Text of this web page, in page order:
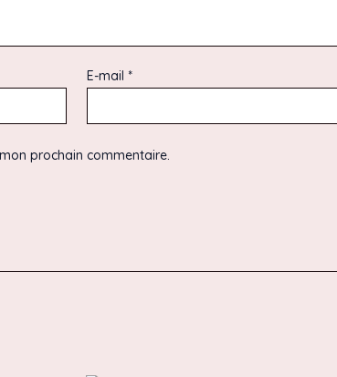
E-mail *
prochain commentaire.